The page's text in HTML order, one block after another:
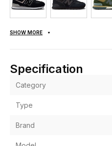
SHOW MORE
Specification
Category
Type
Brand